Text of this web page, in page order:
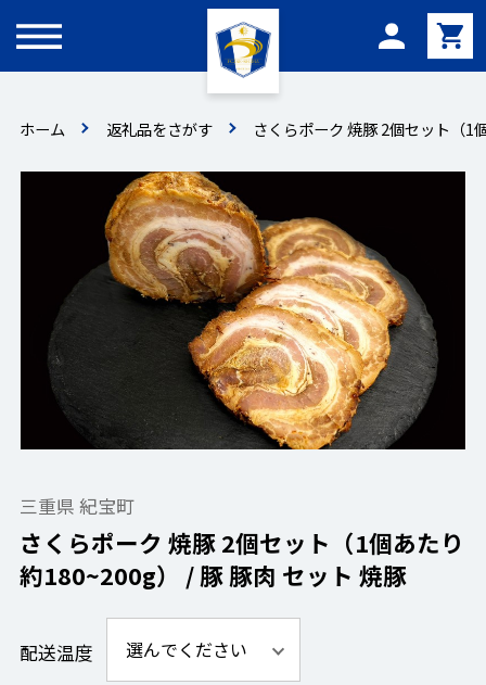
メニュー
ホーム 返礼品をさがす さくらポーク 焼豚 2個セット（1
三重県 紀宝町
さくらポーク 焼豚 2個セット（1個あたり
約180~200g） / 豚 豚肉 セット 焼豚
配送温度